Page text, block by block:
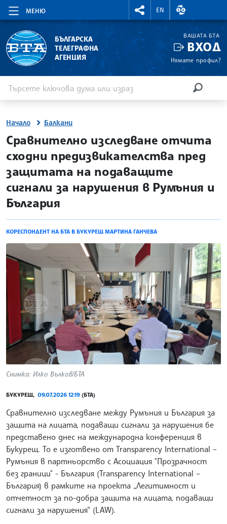
МЕНЮ
RIGHTMENU.SOCIAL
EN
ВАЛУТНИ
БЪЛГАРСКА
ТЕЛЕГРАФНА
АГЕНЦИЯ
ВАШАТА БТА
ВХОД
Нямате профил?
Начало Балкани
site.bta
Сравнително изследване отчита
сходни предизвикателства пред
защитата на подаващите
сигнали за нарушения в Румъния и
България
КОРЕСПОНДЕНТ НА БТА В БУКУРЕЩ МАРТИНА ГАНЧЕВА
Снимка: Илко Вълков/БТА
БУКУРЕЩ, 09.07.2026 12:19 (БТА)
Сравнително изследване между Румъния и България за
защита на лицата, подаващи сигнали за нарушения бе
представено днес на международна конференция в
Букурещ. То е изготвено от Transparency International –
Румъния в партньорство с Асоциация "Прозрачност
без граници" - България (Transparency International –
България) в рамките на проекта „Легитимност и
отчетност за по-добра защита на лицата, подаващи
сигнали за нарушения“ (LAW).